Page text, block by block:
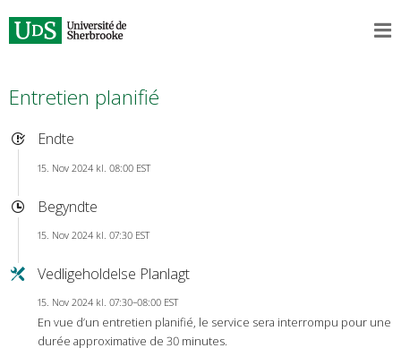
Entretien planifié
Endte
15. Nov 2024 kl. 08:00 EST
Begyndte
15. Nov 2024 kl. 07:30 EST
Vedligeholdelse Planlagt
15. Nov 2024 kl. 07:30–08:00 EST
En vue d’un entretien planifié, le service sera interrompu pour une
durée approximative de 30 minutes.